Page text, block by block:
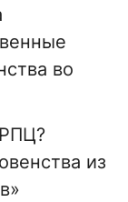
во
из